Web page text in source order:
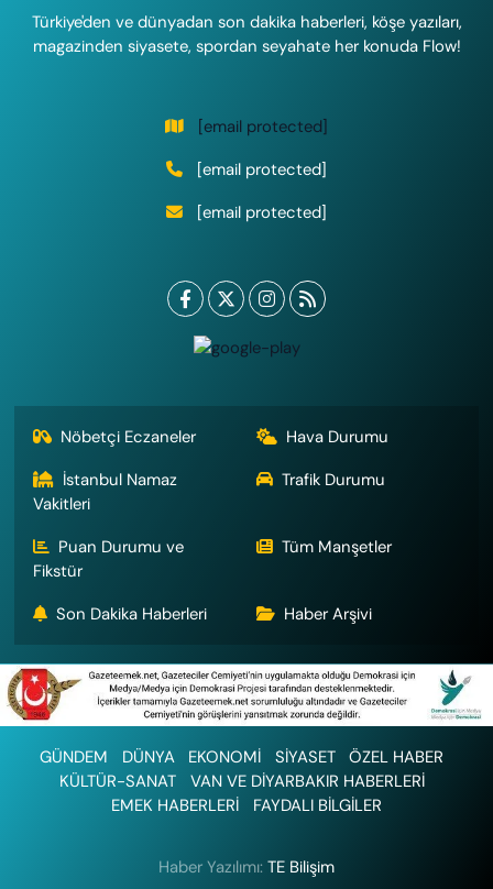
Türkiye'den ve dünyadan son dakika haberleri, köşe yazıları,
magazinden siyasete, spordan seyahate her konuda Flow!
[email protected]
[email protected]
[email protected]
Nöbetçi Eczaneler
Hava Durumu
İstanbul Namaz
Vakitleri
Trafik Durumu
Puan Durumu ve
Fikstür
Tüm Manşetler
Son Dakika Haberleri Haber Arşivi
GÜNDEM DÜNYA EKONOMİ SİYASET
ÖZEL HABER
KÜLTÜR-SANAT
VAN VE DİYARBAKIR HABERLERİ
EMEK HABERLERİ
FAYDALI BİLGİLER
Haber Yazılımı: TE Bilişim